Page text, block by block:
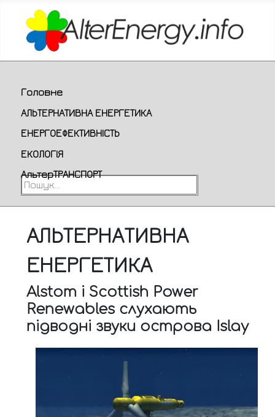
Головне
АЛЬТЕРНАТИВНА ЕНЕРГЕТИКА
ЕНЕРГОЕФЕКТИВНІСТЬ
ЕКОЛОГІЯ
АльтерТРАНСПОРТ
Пошук...
АЛЬТЕРНАТИВНА
ЕНЕРГЕТИКА
Alstom і Scottish Power
Renewables слухають
підводні звуки острова Islay